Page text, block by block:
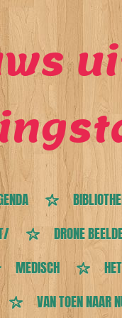
DRONE
MEDISCH
VAN TOEN NAAR